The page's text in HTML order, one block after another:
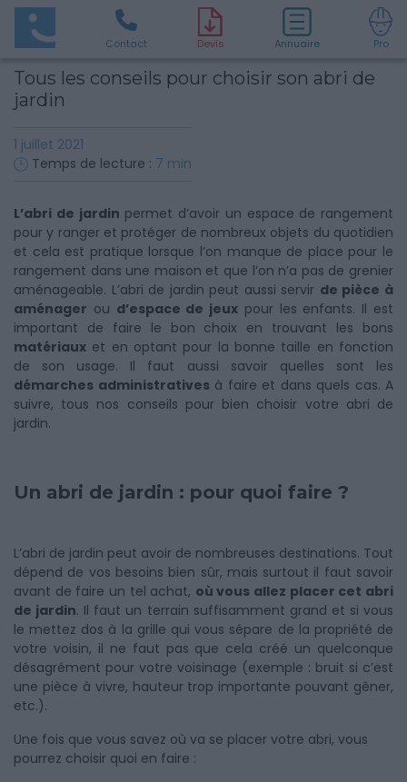
Contact Devis Annuaire Pro
Tous les conseils pour choisir son abri de
jardin
1 juillet 2021
Temps de lecture : 7 min
L’abri de jardin permet d’avoir un espace de rangement
pour y ranger et protéger de nombreux objets du quotidien
et cela est pratique lorsque l’on manque de place pour le
rangement dans une maison et que l’on n’a pas de grenier
aménageable. L’abri de jardin peut aussi servir de pièce à
aménager ou d’espace de jeux pour les enfants. Il est
important de faire le bon choix en trouvant les bons
matériaux et en optant pour la bonne taille en fonction
de son usage. Il faut aussi savoir quelles sont les
démarches administratives à faire et dans quels cas. A
suivre, tous nos conseils pour bien choisir votre abri de
jardin.
Un abri de jardin : pour quoi faire ?
L’abri de jardin peut avoir de nombreuses destinations. Tout
dépend de vos besoins bien sûr, mais surtout il faut savoir
avant de faire un tel achat, où vous allez placer cet abri
de jardin. Il faut un terrain suffisamment grand et si vous
le mettez dos à la grille qui vous sépare de la propriété de
votre voisin, il ne faut pas que cela créé un quelconque
désagrément pour votre voisinage (exemple : bruit si c’est
une pièce à vivre, hauteur trop importante pouvant gêner,
etc.).
Une fois que vous savez où va se placer votre abri, vous
pourrez choisir quoi en faire :